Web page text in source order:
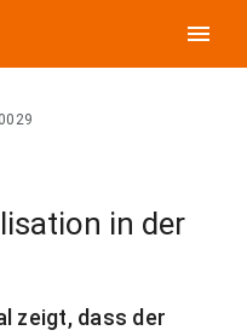
menu
in der
zeigt, dass der